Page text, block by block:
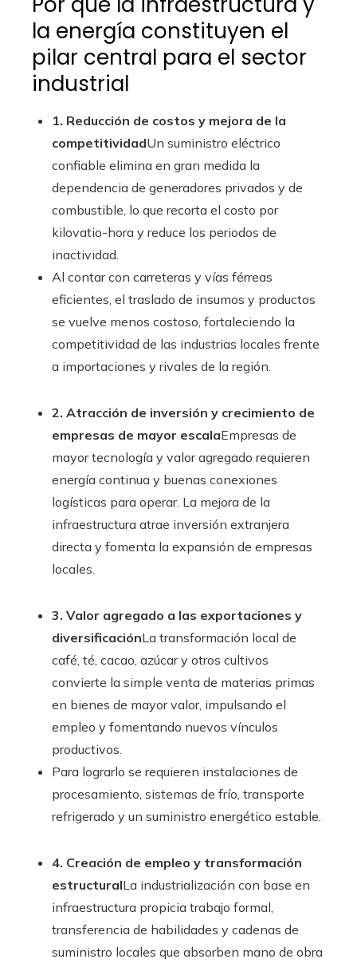
la energía constituyen el
pilar central para el sector
industrial
1. Reducción de costos y mejora de la
competitividadUn suministro eléctrico
confiable elimina en gran medida la
dependencia de generadores privados y de
combustible, lo que recorta el costo por
kilovatio-hora y reduce los periodos de
inactividad.
Al contar con carreteras y vías férreas
eficientes, el traslado de insumos y productos
se vuelve menos costoso, fortaleciendo la
competitividad de las industrias locales frente
a importaciones y rivales de la región.
2. Atracción de inversión y crecimiento de
empresas de mayor escalaEmpresas de
mayor tecnología y valor agregado requieren
energía continua y buenas conexiones
logísticas para operar. La mejora de la
infraestructura atrae inversión extranjera
directa y fomenta la expansión de empresas
locales.
3. Valor agregado a las exportaciones y
diversificaciónLa transformación local de
café, té, cacao, azúcar y otros cultivos
convierte la simple venta de materias primas
en bienes de mayor valor, impulsando el
empleo y fomentando nuevos vínculos
productivos.
Para lograrlo se requieren instalaciones de
procesamiento, sistemas de frío, transporte
refrigerado y un suministro energético estable.
4. Creación de empleo y transformación
estructuralLa industrialización con base en
infraestructura propicia trabajo formal,
transferencia de habilidades y cadenas de
suministro locales que absorben mano de obra